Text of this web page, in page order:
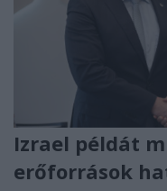
Izrael példát
erőforrások